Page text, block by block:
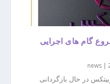
گام ‌های اجرایی
|
news
در حال بازگردانی